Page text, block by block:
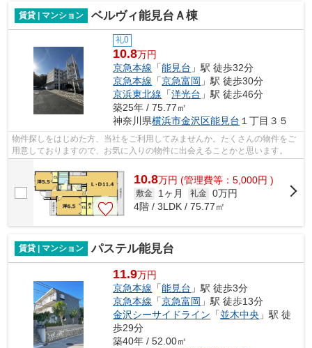
賃貸 | マンション ベルヴィ能見台Ａ棟
礼0
10.8万円
京急本線 「能見台 」駅 徒歩32分
京急本線 「京急富岡 」駅 徒歩30分
京浜東北線 「洋光台 」駅 徒歩46分
築25年 / 75.77㎡
神奈川県横浜市金沢区能見台 １丁目３５
物件探しをはじめた方、当社をご利用してみませんか。たくさんの物件をご
用意しておりますので、お気に入りの物件に出会えることかと思います。
10.8万円 (管理費等：5,000円 )
敷金 1ヶ月 礼金 0万円
4階 / 3LDK / 75.77㎡
賃貸 | マンション パステル能見台
11.9万円
京急本線 「能見台 」駅 徒歩3分
京急本線 「京急富岡 」駅 徒歩13分
金沢シーサイドライン 「並木中央 」駅 徒
歩29分
築40年 / 52.00㎡